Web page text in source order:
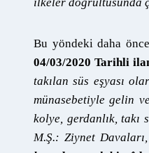
Bu yöndeki daha
04/03/2020 Tarihli
takılan süs eşyası
münasebetiyle gelin
kolye, gerdanlık,
M.Ş.: Ziynet